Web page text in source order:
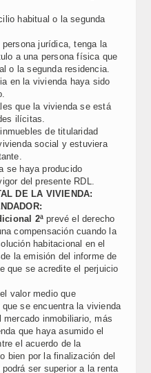
habitual o la segunda
jurídica, tenga la
a una persona física que
o la segunda residencia.
en la vivienda haya sido
que la vivienda se está
ilícitas.
de titularidad
social y estuviera
se haya producido
del presente RDL.
DE LA VIVIENDA:
2ª prevé el derecho
compensación cuando la
habitacional en el
la emisión del informe de
que se acredite el perjuicio
valor medio que
se encuentra la vivienda
inmobiliario, más
que haya asumido el
el acuerdo de la
bien por la finalización del
ser superior a la renta